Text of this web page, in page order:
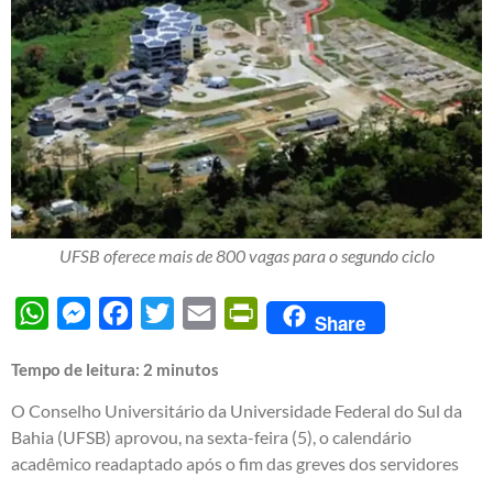
UFSB oferece mais de 800 vagas para o segundo ciclo
WhatsAppMessengerFacebook
Twitter Email PrintFriendly
Share
Tempo de leitura: 2 minutos
O Conselho Universitário da Universidade Federal do Sul da
Bahia (UFSB) aprovou, na sexta-feira (5), o calendário
acadêmico readaptado após o fim das greves dos servidores